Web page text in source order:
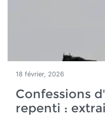
18 février, 2026
Confessions
repenti :